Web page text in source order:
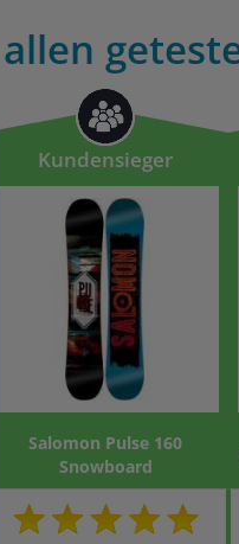
Kundensieger
Salomon Pulse 160
Snowboard